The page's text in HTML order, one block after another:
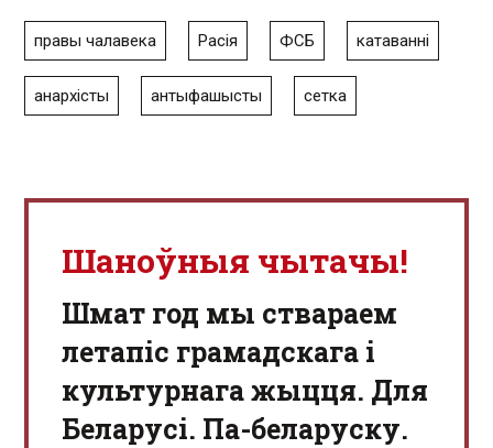
правы чалавека Расія ФСБ катаванні
анархісты антыфашысты сетка
Шаноўныя чытачы!
Шмат год мы ствараем
летапіс грамадскага і
культурнага жыцця. Для
Беларусі. Па-беларуску.